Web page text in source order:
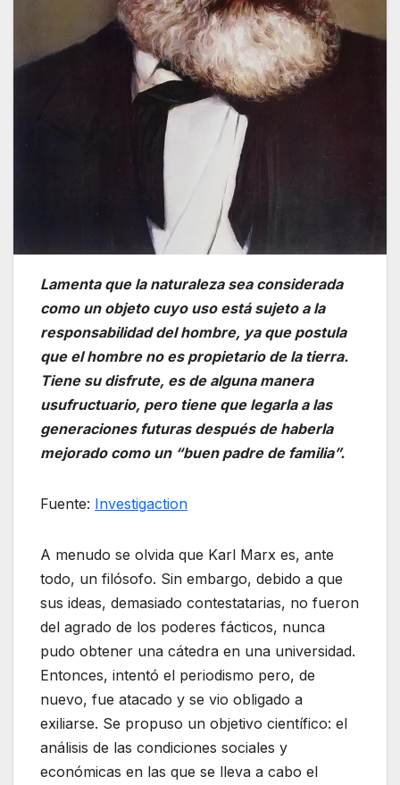
Lamenta que la naturaleza sea considerada
como un objeto cuyo uso está sujeto a la
responsabilidad del hombre, ya que postula
que el hombre no es propietario de la tierra.
Tiene su disfrute, es de alguna manera
usufructuario, pero tiene que legarla a las
generaciones futuras después de haberla
mejorado como un “buen padre de familia”.
Fuente: Investigaction
A menudo se olvida que Karl Marx es, ante
todo, un filósofo. Sin embargo, debido a que
sus ideas, demasiado contestatarias, no fueron
del agrado de los poderes fácticos, nunca
pudo obtener una cátedra en una universidad.
Entonces, intentó el periodismo pero, de
nuevo, fue atacado y se vio obligado a
exiliarse. Se propuso un objetivo científico: el
análisis de las condiciones sociales y
económicas en las que se lleva a cabo el